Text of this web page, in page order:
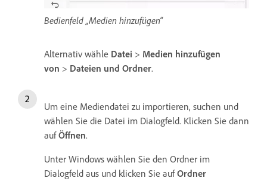
Bedienfeld „Medien hinzufügen“
Alternativ wähle Datei > Medien hinzufügen
von > Dateien und Ordner.
Um eine Mediendatei zu importieren, suchen und
wählen Sie die Datei im Dialogfeld. Klicken Sie dann
aufÖffnen.
Unter Windows wählen Sie den Ordner im
Dialogfeld aus und klicken Sie aufOrdner